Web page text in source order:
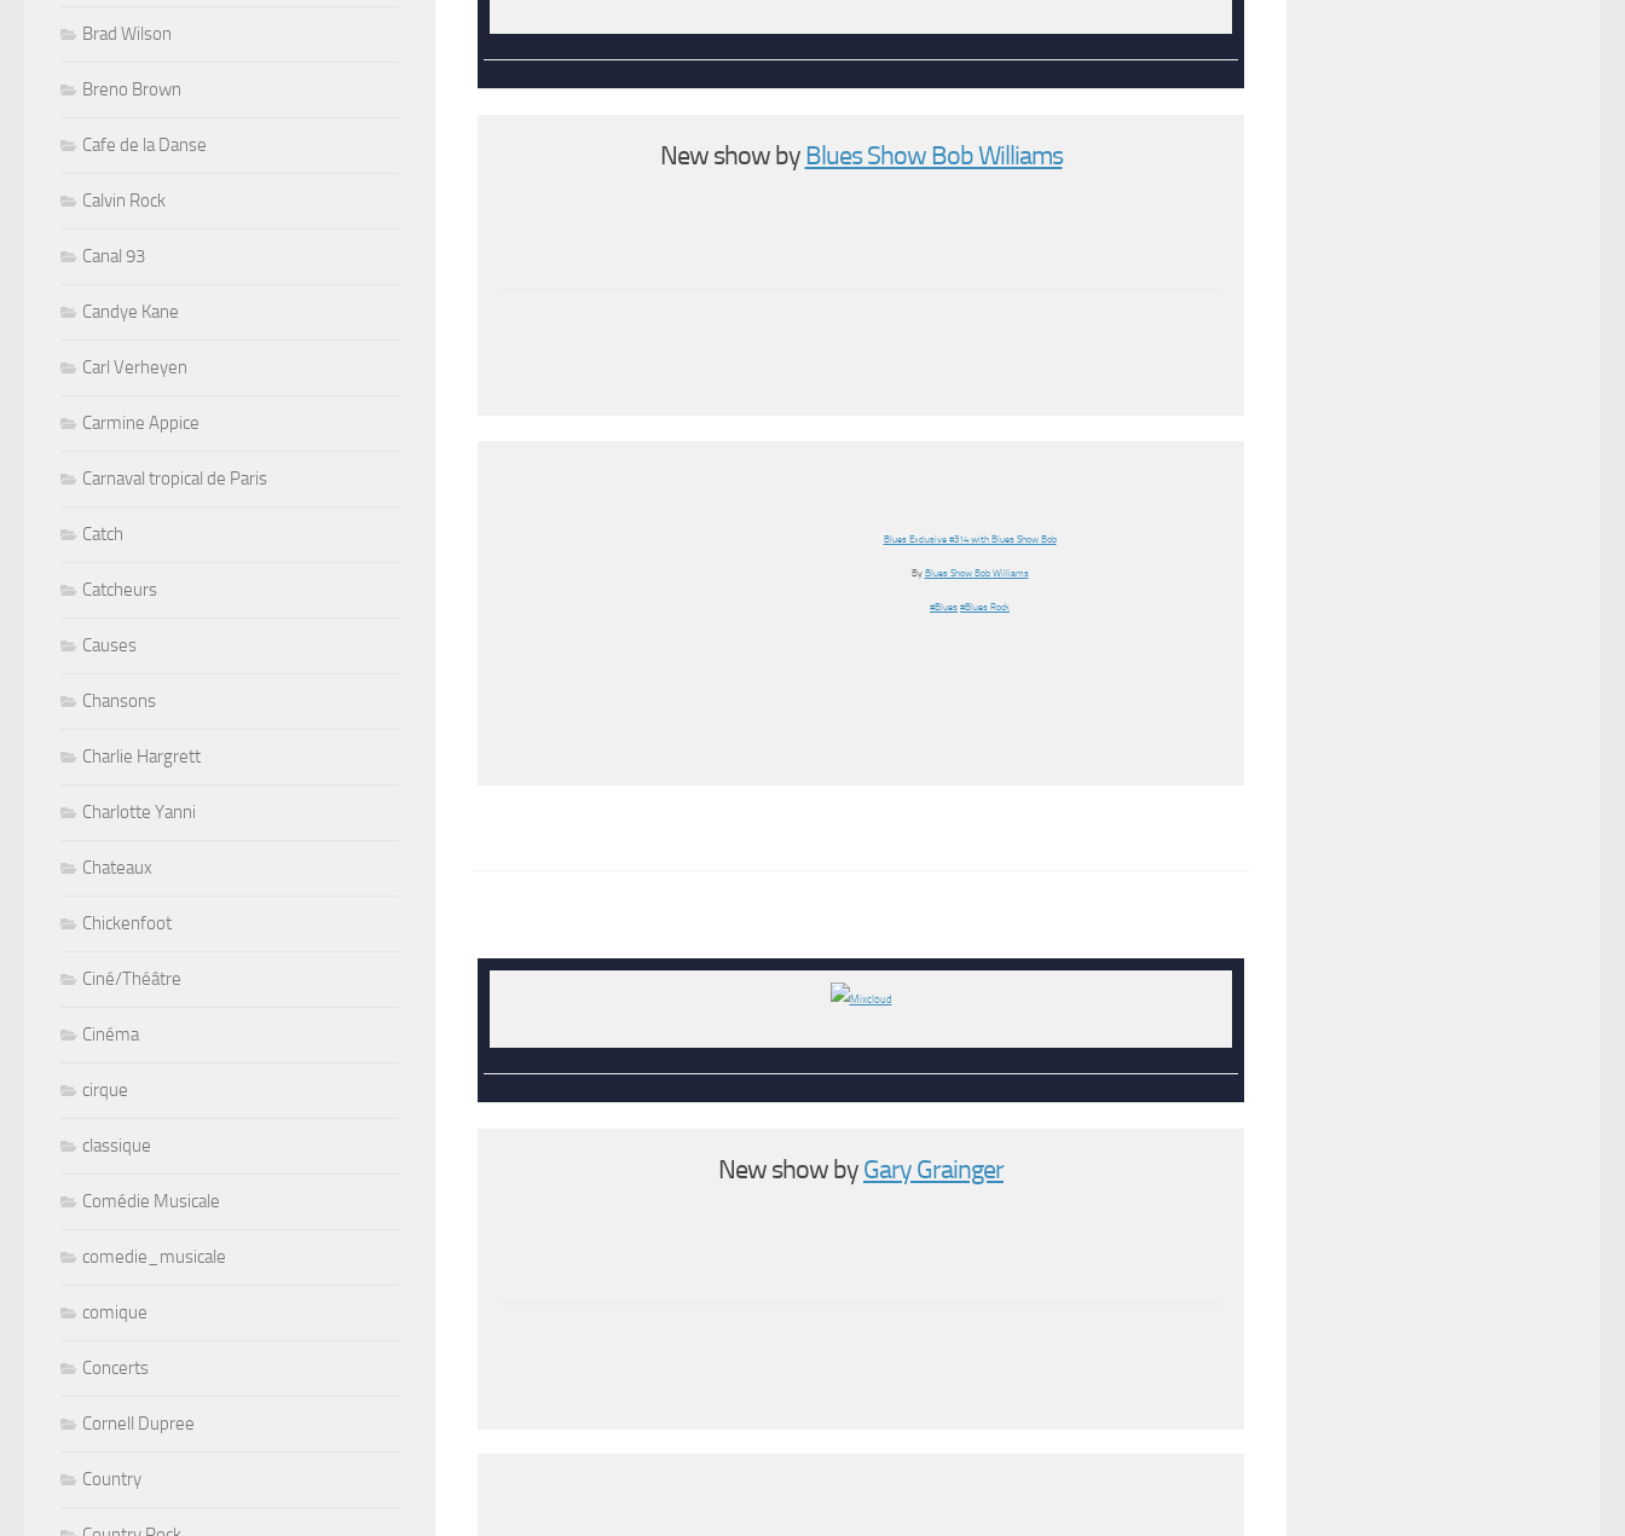
New show byBlues Show Bob Williams
Blues Exclusive #314 with Blues Show Bob
By Blues Show Bob Williams
#Blues #Blues Rock
New show byGary Grainger
Brad Wilson
Breno Brown
Cafe de la Danse
Calvin Rock
Canal 93
Candye Kane
Carl Verheyen
Carmine Appice
Carnaval tropical de Paris
Catch
Catcheurs
Causes
Chansons
Charlie Hargrett
Charlotte Yanni
Chateaux
Chickenfoot
Ciné/Théâtre
Cinéma
cirque
classique
Comédie Musicale
comedie_musicale
comique
Concerts
Cornell Dupree
Country